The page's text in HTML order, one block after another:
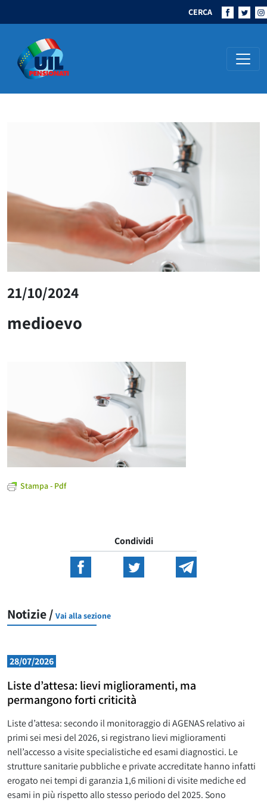
CERCA
Navigazione principale
21/10/2024
medioevo
Stampa - Pdf
Condividi
Notizie / Vai alla sezione
28/07/2026
Liste d’attesa: lievi miglioramenti, ma
permangono forti criticità
Liste d’attesa: secondo il monitoraggio di AGENAS relativo ai
primi sei mesi del 2026, si registrano lievi miglioramenti
nell’accesso a visite specialistiche ed esami diagnostici. Le
strutture sanitarie pubbliche e private accreditate hanno infatti
erogato nei tempi di garanzia 1,6 milioni di visite mediche ed
esami in più rispetto allo stesso periodo del 2025. Sono